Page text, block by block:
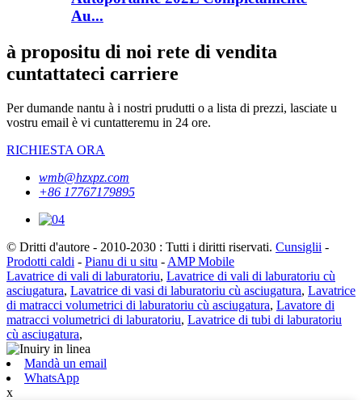
Au...
à propositu di noi rete di vendita
cuntattateci carriere
Per dumande nantu à i nostri prudutti o a lista di prezzi, lasciate u
vostru email è vi cuntatteremu in 24 ore.
RICHIESTA ORA
wmb@hzxpz.com
+86 17767179895
© Dritti d'autore - 2010-2030 : Tutti i diritti riservati. Cunsiglii -
Prodotti caldi - Pianu di u situ - AMP Mobile
Lavatrice di vali di laburatoriu, Lavatrice di vali di laburatoriu cù
asciugatura, Lavatrice di vasi di laburatoriu cù asciugatura, Lavatrice
di matracci volumetrici di laburatoriu cù asciugatura, Lavatore di
matracci volumetrici di laburatoriu, Lavatrice di tubi di laburatoriu
cù asciugatura,
Mandà un email
WhatsApp
x